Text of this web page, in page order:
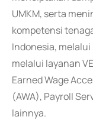
UMKM, serta
kompetensi
Indonesia,
melalui layanan
Earned Wage
(AWA), Payroll
lainnya.